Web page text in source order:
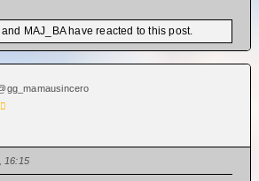
MAJ_BA have reacted to this post.
16:15